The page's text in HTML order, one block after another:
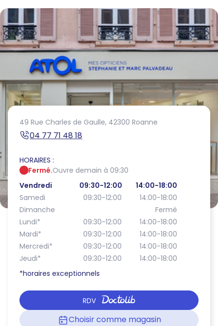
49 Rue Charles de Gaulle, 42300 Roanne
04 77 71 48 18
HORAIRES :
Fermé.Ouvre demain à 09:30
Vendredi
09:30-12:00
14:00-18:00
Samedi
09:30-12:00
14:00-18:00
Dimanche
Fermé
Lundi* 09:30-12:00
14:00-18:00
Mardi* 09:30-12:00
14:00-18:00
Mercredi* 09:30-12:00
14:00-18:00
Jeudi* 09:30-12:00
14:00-18:00
*horaires exceptionnels
RDV
Choisir comme magasin